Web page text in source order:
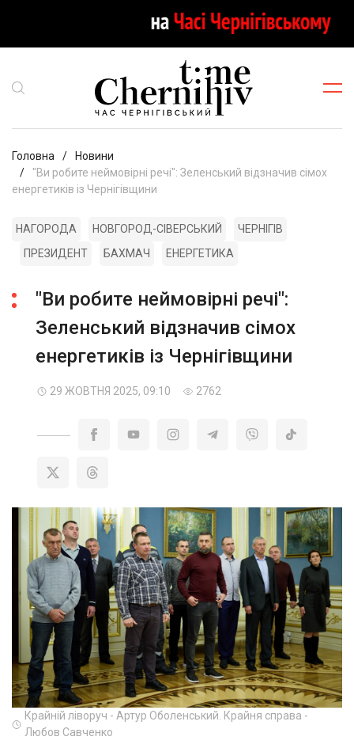
Головна
Новини
"Ви робите неймовірні речі": Зеленський відзначив сімох
енергетиків із Чернігівщини
НАГОРОДА НОВГОРОД-СІВЕРСЬКИЙ
ЧЕРНІГІВ
ПРЕЗИДЕНТ
БАХМАЧ ЕНЕРГЕТИКА
"Ви робите неймовірні речі":
Зеленський відзначив сімох
енергетиків із Чернігівщини
29 ЖОВТНЯ 2025, 09:10 2762
Крайній ліворуч - Артур Оболенський. Крайня справа -
Любов Савченко